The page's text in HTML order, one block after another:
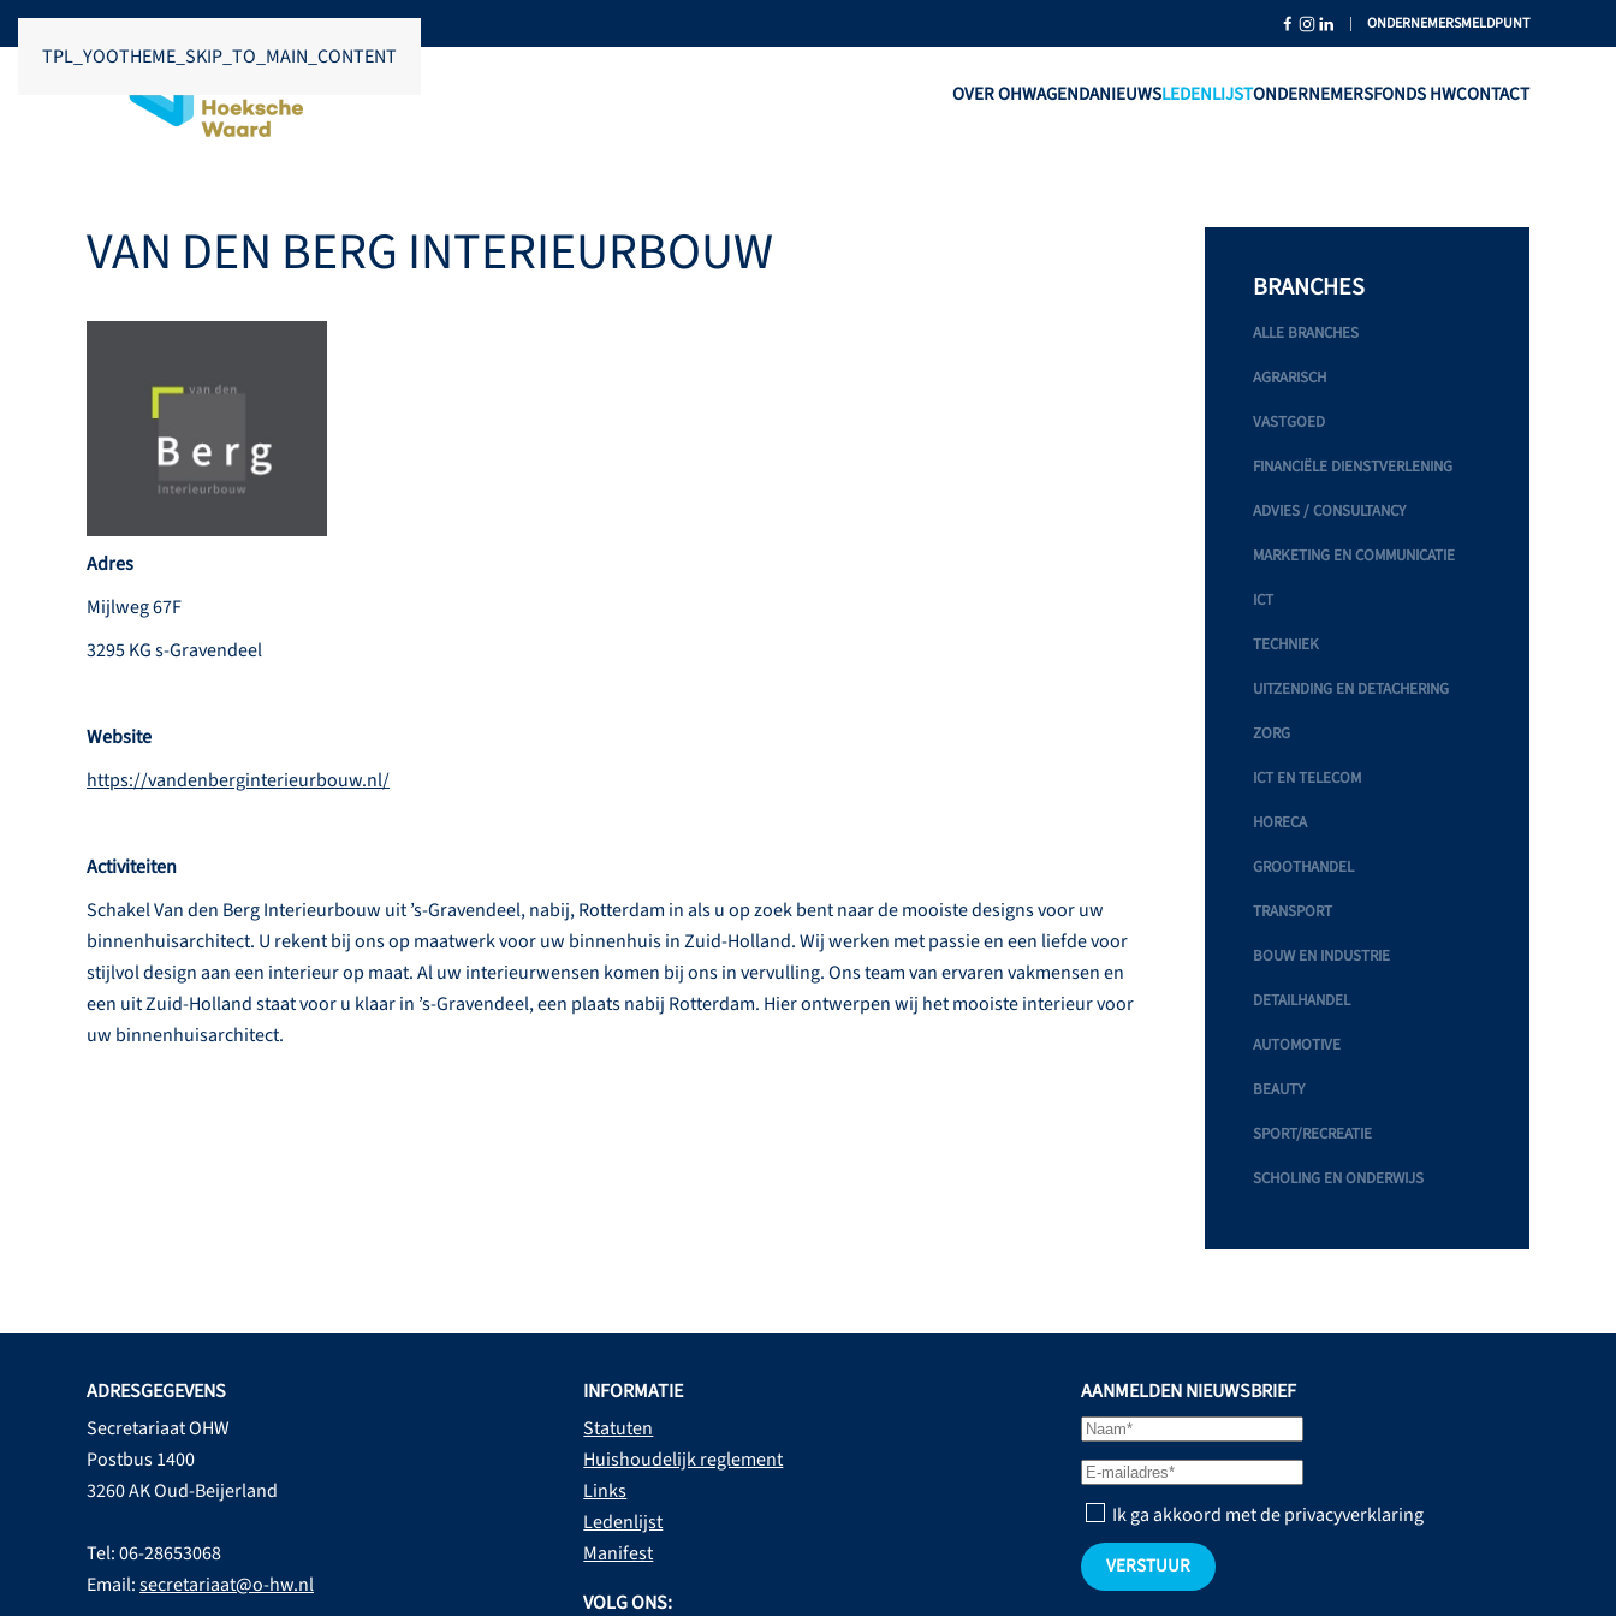
TPL_YOOTHEME_SKIP_TO_MAIN_CONTENT
| ONDERNEMERSMELDPUNT
OVER OHWAGENDANIEUWSLEDENLIJSTONDERNEMERSFONDS HWCONTACT
VAN DEN BERG INTERIEURBOUW
Adres
Mijlweg 67F
3295 KG s-Gravendeel
Website
https://vandenberginterieurbouw.nl/
Activiteiten
Schakel Van den Berg Interieurbouw uit ’s-Gravendeel, nabij, Rotterdam in als u op zoek bent naar de mooiste designs voor uw
binnenhuisarchitect. U rekent bij ons op maatwerk voor uw binnenhuis in Zuid-Holland. Wij werken met passie en een liefde voor
stijlvol design aan een interieur op maat. Al uw interieurwensen komen bij ons in vervulling. Ons team van ervaren vakmensen en
een uit Zuid-Holland staat voor u klaar in ’s-Gravendeel, een plaats nabij Rotterdam. Hier ontwerpen wij het mooiste interieur voor
uw binnenhuisarchitect.
BRANCHES
ALLE BRANCHES
AGRARISCH
VASTGOED
FINANCIËLE DIENSTVERLENING
ADVIES / CONSULTANCY
MARKETING EN COMMUNICATIE
ICT
TECHNIEK
UITZENDING EN DETACHERING
ZORG
ICT EN TELECOM
HORECA
GROOTHANDEL
TRANSPORT
BOUW EN INDUSTRIE
DETAILHANDEL
AUTOMOTIVE
BEAUTY
SPORT/RECREATIE
SCHOLING EN ONDERWIJS
ADRESGEGEVENS
Secretariaat OHW
Postbus 1400
3260 AK Oud-Beijerland
Tel: 06-28653068
Email:secretariaat@o-hw.nl
INFORMATIE
Statuten
Huishoudelijk reglement
Links
Ledenlijst
Manifest
VOLG ONS:
AANMELDEN NIEUWSBRIEF
Ik ga akkoord met de privacyverklaring
VERSTUUR